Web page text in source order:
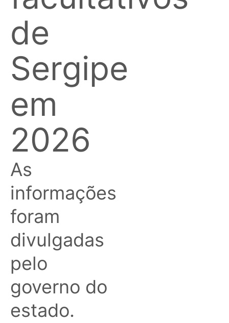
de
Sergipe
em
2026
As
informações
foram
divulgadas
pelo
governo do
estado.